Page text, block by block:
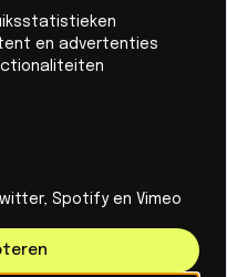
schaalvergroting
en advertenties
Spotify en Vimeo